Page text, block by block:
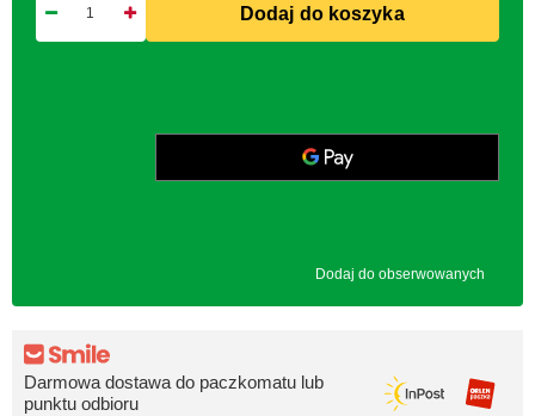
Dodaj do koszyka
Dodaj do obserwowanych
Darmowa dostawa do paczkomatu lub
punktu odbioru